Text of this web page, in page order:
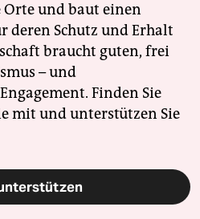
und baut einen
deren Schutz und Erhalt
braucht guten, frei
– und
Finden Sie
mit und unterstützen Sie